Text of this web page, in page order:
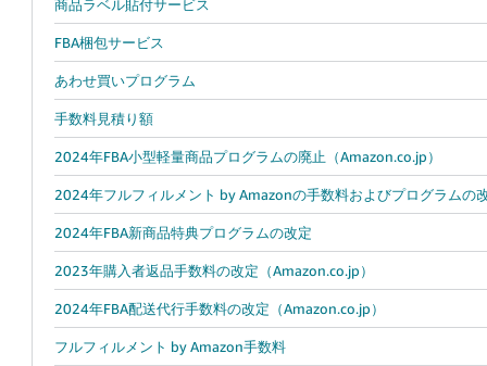
商品ラベル貼付サービス
FBA梱包サービス
あわせ買いプログラム
手数料見積り額
2024年FBA小型軽量商品プログラムの廃止（Amazon.co.jp）
2024年フルフィルメント by Amazonの手数料およびプログラムの
2024年FBA新商品特典プログラムの改定
2023年購入者返品手数料の改定（Amazon.co.jp）
2024年FBA配送代行手数料の改定（Amazon.co.jp）
フルフィルメント by Amazon手数料